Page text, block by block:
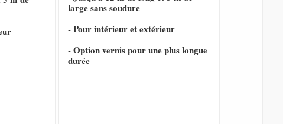
large sans soudure
- Pour intérieur et extérieur
- Option vernis pour une plus longue
durée